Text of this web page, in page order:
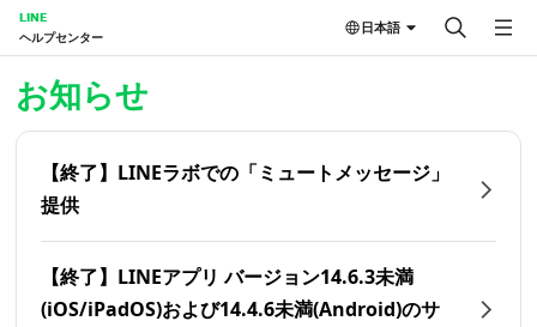
LINE
ヘルプセンター
日本語
お知らせ
【終了】LINEラボでの「ミュートメッセージ」
提供
【終了】LINEアプリ バージョン14.6.3未満
(iOS/iPadOS)および14.4.6未満(Android)のサ